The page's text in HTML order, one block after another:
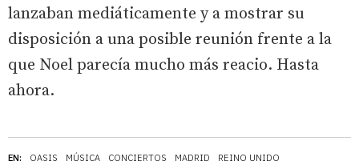
EN: OASIS MÚSICA CONCIERTOS MADRID REINO UNIDO
lanzaban mediáticamente y a mostrar su
disposición a una posible reunión frente a la
que Noel parecía mucho más reacio. Hasta
ahora.